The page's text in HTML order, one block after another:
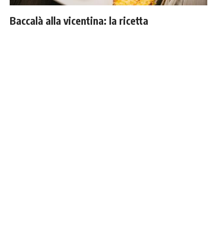
Baccalà alla vicentina: la ricetta